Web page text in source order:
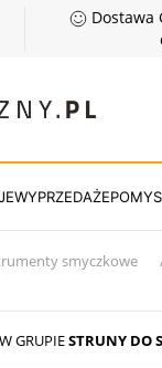
Dostawa
WYPRZEDAŻE
smyczkowe
GRUPIESTRUNY DO